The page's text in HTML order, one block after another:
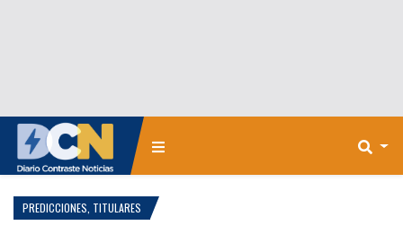
PREDICCIONES TITULARES